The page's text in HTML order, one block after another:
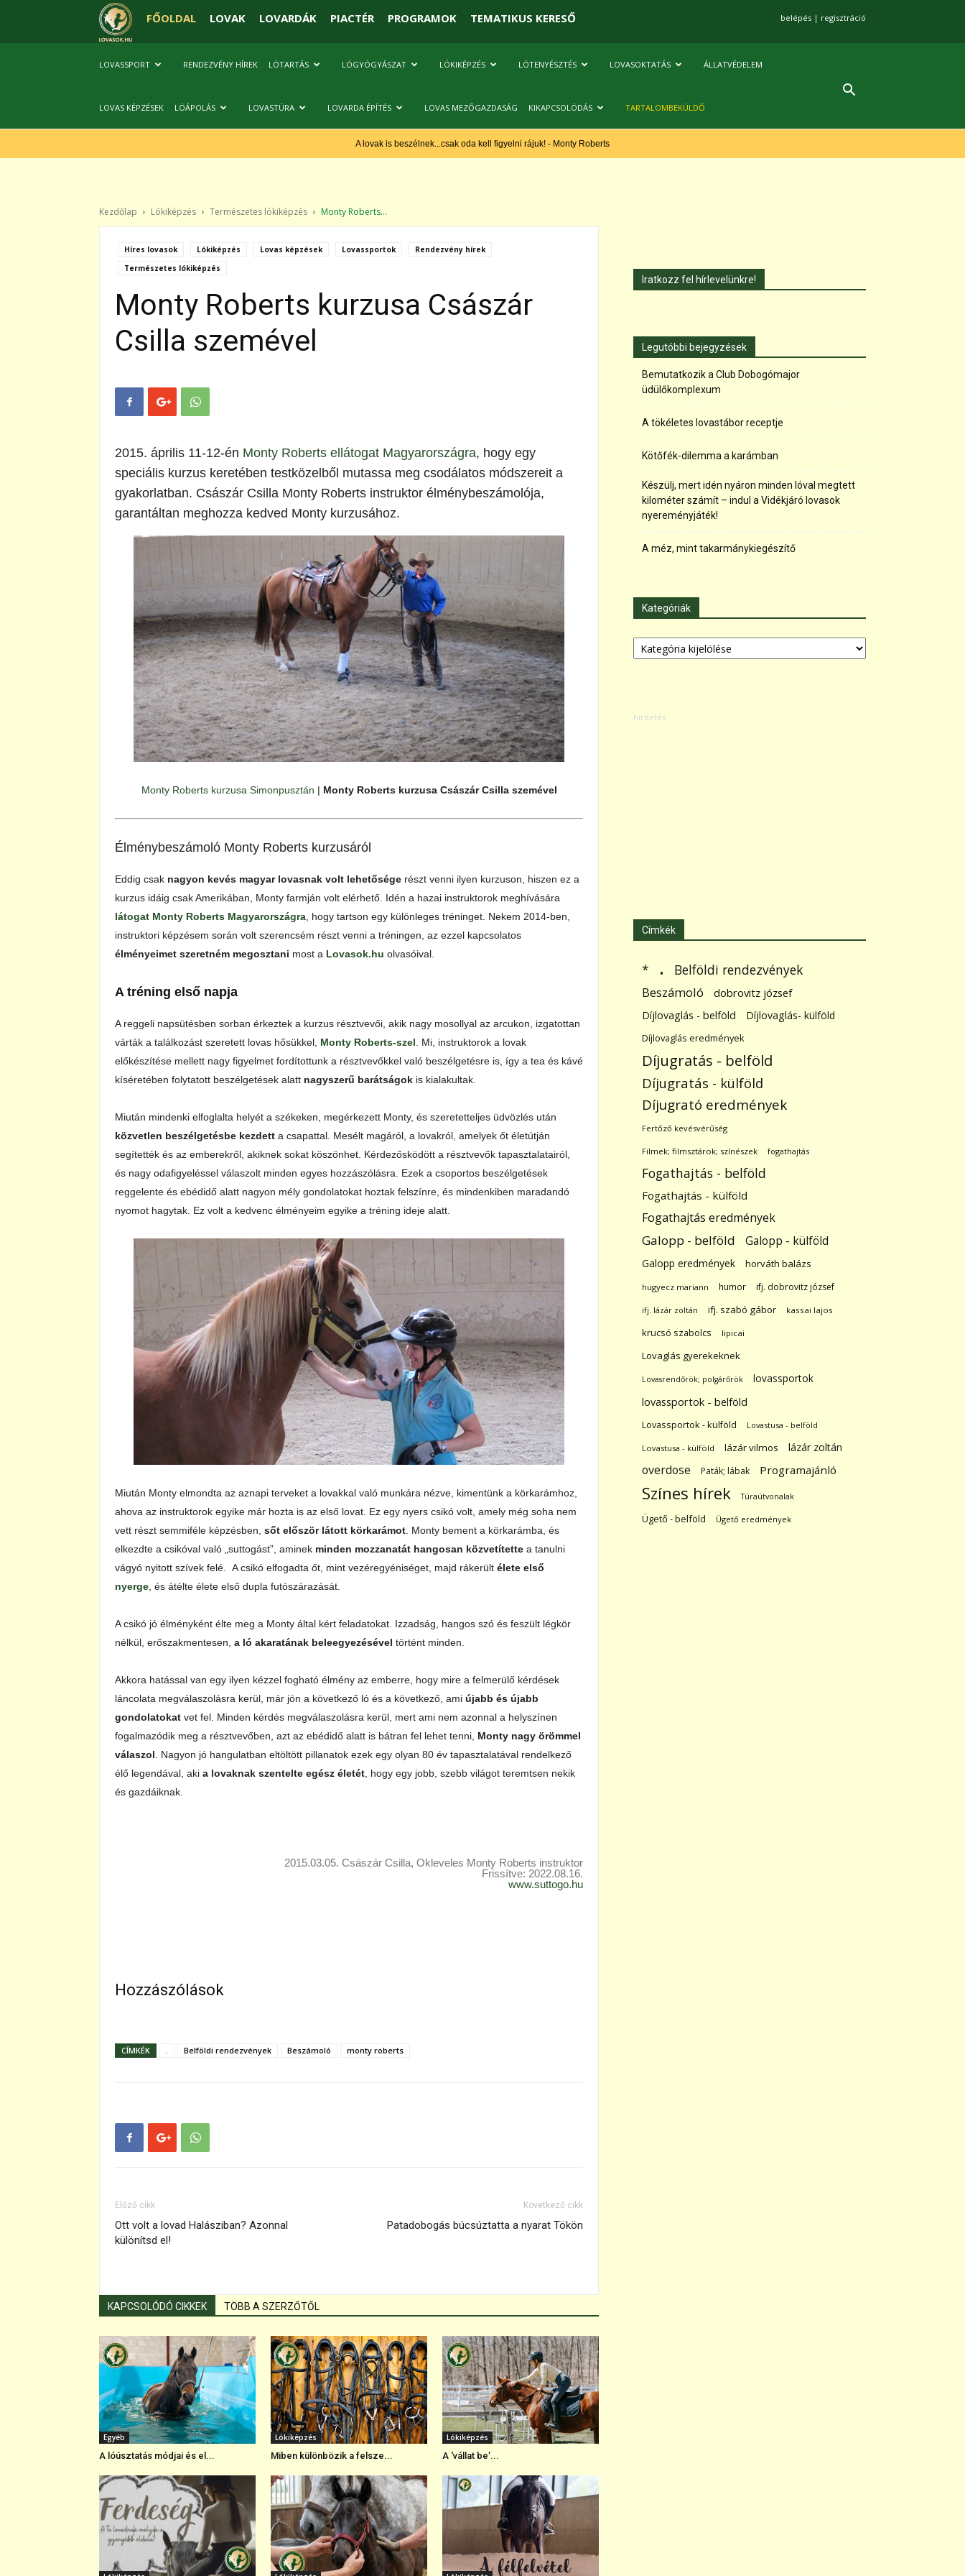
FŐOLDAL LOVAK LOVARDÁK PIACTÉR PROGRAMOK TEMATIKUS KERESŐ belépés | regisztráció
LOVASSPORT RENDEZVÉNY HÍREK LÓTARTÁS LÓGYÓGYÁSZAT LÓKIKÉPZÉS LÓTENYÉSZTÉS LOVASOKTATÁS ÁLLATVÉDELEM
LOVAS KÉPZÉSEK LÓÁPOLÁS LOVASTÚRA LOVARDA ÉPÍTÉS LOVAS MEZŐGAZDASÁG KIKAPCSOLÓDÁS TARTALOMBEKÜLDŐ
A lovak is beszélnek...csak oda kell figyelni rájuk! - Monty Roberts
Kezdőlap Lókiképzés Természetes lókiképzés Monty Roberts...
Híres lovasok Lókiképzés Lovas képzések Lovassportok
Rendezvény hírek
Természetes lókiképzés
Monty Roberts kurzusa Császár
Csilla szemével
2015. április 11-12-én Monty Roberts ellátogat Magyarországra, hogy egy
speciális kurzus keretében testközelből mutassa meg csodálatos módszereit a
gyakorlatban. Császár Csilla Monty Roberts instruktor élménybeszámolója,
garantáltan meghozza kedved Monty kurzusához.
Monty Roberts kurzusa Simonpusztán | Monty Roberts kurzusa Császár Csilla szemével
Élménybeszámoló Monty Roberts kurzusáról
Eddig csak nagyon kevés magyar lovasnak volt lehetősége részt venni ilyen kurzuson, hiszen ez a
kurzus idáig csak Amerikában, Monty farmján volt elérhető. Idén a hazai instruktorok meghívására
látogat Monty Roberts Magyarországra , hogy tartson egy különleges tréninget. Nekem 2014-ben,
instruktori képzésem során volt szerencsém részt venni a tréningen, az ezzel kapcsolatos
élményeimet szeretném megosztani most a Lovasok.hu olvasóival.
A tréning első napja
A reggeli napsütésben sorban érkeztek a kurzus résztvevői, akik nagy mosollyal az arcukon, izgatottan
várták a találkozást szeretett lovas hősükkel, Monty Roberts-szel . Mi, instruktorok a lovak
előkészítése mellett nagy figyelmet fordítottunk a résztvevőkkel való beszélgetésre is, így a tea és kávé
kíséretében folytatott beszélgetések alatt nagyszerű barátságok is kialakultak.
Miután mindenki elfoglalta helyét a székeken, megérkezett Monty, és szeretetteljes üdvözlés után
közvetlen beszélgetésbe kezdett a csapattal. Mesélt magáról, a lovakról, amelyek őt életútján
segítették és az emberekről, akiknek sokat köszönhet. Kérdezősködött a résztvevők tapasztalatairól,
és nagy odafigyeléssel válaszolt minden egyes hozzászólásra. Ezek a csoportos beszélgetések
reggelente és ebédidő alatt nagyon mély gondolatokat hoztak felszínre, és mindenkiben maradandó
nyomot hagytak. Ez volt a kedvenc élményeim egyike a tréning ideje alatt.
Miután Monty elmondta az aznapi terveket a lovakkal való munkára nézve, kimentünk a körkarámhoz,
ahova az instruktorok egyike már hozta is az első lovat. Ez egy nyers csikó volt, amely még soha nem
vett részt semmiféle képzésben, sőt először látott körkarámot . Monty bement a körkarámba, és
elkezdte a csikóval való „suttogást”, aminek minden mozzanatát hangosan közvetítette a tanulni
vágyó nyitott szívek felé. A csikó elfogadta őt, mint vezéregyéniséget, majd rákerült élete első
nyerge , és átélte élete első dupla futószárazását.
A csikó jó élményként élte meg a Monty által kért feladatokat. Izzadság, hangos szó és feszült légkör
nélkül, erőszakmentesen, a ló akaratának beleegyezésével történt minden.
Akkora hatással van egy ilyen kézzel fogható élmény az emberre, hogy mire a felmerülő kérdések
láncolata megválaszolásra kerül, már jön a következő ló és a következő, ami újabb és újabb
gondolatokat vet fel. Minden kérdés megválaszolásra kerül, mert ami nem azonnal a helyszínen
fogalmazódik meg a résztvevőben, azt az ebédidő alatt is bátran fel lehet tenni, Monty nagy örömmel
válaszol . Nagyon jó hangulatban eltöltött pillanatok ezek egy olyan 80 év tapasztalatával rendelkező
élő legendával, aki a lovaknak szentelte egész életét , hogy egy jobb, szebb világot teremtsen nekik
és gazdáiknak.
2015.03.05. Császár Csilla, Okleveles Monty Roberts instruktor
Frissítve: 2022.08.16.
www.suttogo.hu
Hozzászólások
CÍMKÉK . Belföldi rendezvények Beszámoló monty roberts
Előző cikk
Ott volt a lovad Halásziban? Azonnal
különítsd el!
Következő cikk
Patadobogás búcsúztatta a nyarat Tökön
KAPCSOLÓDÓ CIKKEK TÖBB A SZERZŐTŐL
Egyéb
A lóúsztatás módjai és el...
Lókiképzés
Miben különbözik a felsze...
Lókiképzés
A ‘vállat be’...
Iratkozz fel hírlevelünkre!
Legutóbbi bejegyzések
Bemutatkozik a Club Dobogómajor
üdülőkomplexum
A tökéletes lovastábor receptje
Kötőfék-dilemma a karámban
Készülj, mert idén nyáron minden lóval megtett
kilométer számít – indul a Vidékjáró lovasok
nyereményjáték!
A méz, mint takarmánykiegészítő
Kategóriák
Kategóriák
Címkék
* . Belföldi rendezvények
Beszámoló dobrovitz józsef
Díjlovaglás - belföld Díjlovaglás- külföld
Díjlovaglás eredmények
Díjugratás - belföld
Díjugratás - külföld
Díjugrató eredmények
Fertőző kevésvérűség
Filmek; filmsztárok; színészek fogathajtás
Fogathajtás - belföld
Fogathajtás - külföld
Fogathajtás eredmények
Galopp - belföld Galopp - külföld
Galopp eredmények horváth balázs
hugyecz mariann humor ifj. dobrovitz józsef
ifj. lázár zoltán ifj. szabó gábor kassai lajos
krucsó szabolcs lipicai
Lovaglás gyerekeknek
Lovasrendőrök; polgárőrök
lovassportok
lovassportok - belföld
Lovassportok - külföld Lovastusa - belföld
Lovastusa - külföld lázár vilmos lázár zoltán
overdose Paták; lábak Programajánló
Színes hírek Túraútvonalak
Ügető - belföld Ügető eredmények